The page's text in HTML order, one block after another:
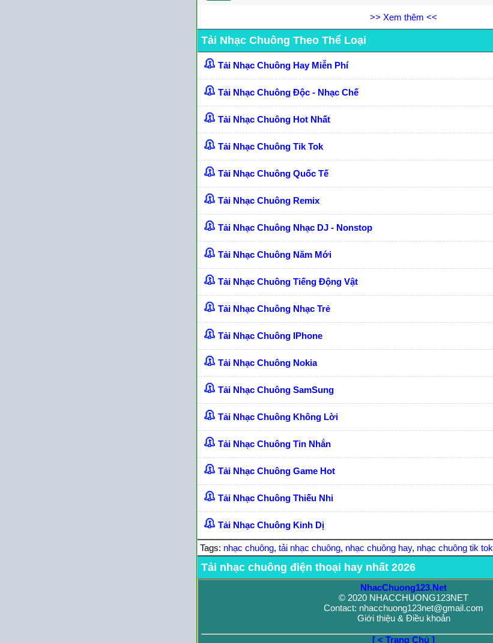
>> Xem thêm <<
Tải Nhạc Chuông Theo Thể Loại
Tải Nhạc Chuông Hay Miễn Phí
Tải Nhạc Chuông Độc - Nhạc Chế
Tải Nhạc Chuông Hot Nhất
Tải Nhạc Chuông Tik Tok
Tải Nhạc Chuông Quốc Tế
Tải Nhạc Chuông Remix
Tải Nhạc Chuông Nhạc DJ - Nonstop
Tải Nhạc Chuông Năm Mới
Tải Nhạc Chuông Tiếng Động Vật
Tải Nhạc Chuông Nhạc Trẻ
Tải Nhạc Chuông IPhone
Tải Nhạc Chuông Nokia
Tải Nhạc Chuông SamSung
Tải Nhạc Chuông Không Lời
Tải Nhạc Chuông Tin Nhắn
Tải Nhạc Chuông Game Hot
Tải Nhạc Chuông Thiếu Nhi
Tải Nhạc Chuông Kinh Dị
Tags: nhạc chuông, tải nhạc chuông, nhạc chuông hay, nhạc chuông tik tok
Tải nhạc chuông điện thoại hay nhất 2026
NhacChuong123.Net
© 2020 NHACCHUONG123NET
Contact: nhacchuong123net@gmail.com
Giới thiệu & Điều khoản
[ < Trang Chủ ]